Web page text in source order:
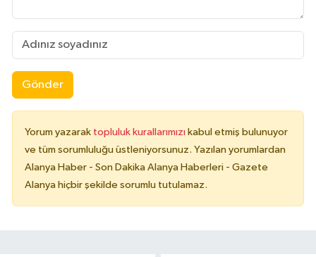
Gönder
Yorum yazarak topluluk kurallarımızı kabul etmiş bulunuyor
ve tüm sorumluluğu üstleniyorsunuz. Yazılan yorumlardan
Alanya Haber - Son Dakika Alanya Haberleri - Gazete
Alanya hiçbir şekilde sorumlu tutulamaz.